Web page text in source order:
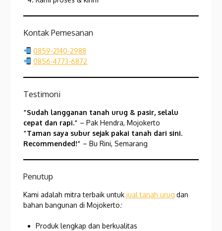
Kontak Pemesanan
0859-2140-2988
0856-4773-6872
Testimoni
“Sudah langganan tanah urug & pasir, selalu
cepat dan rapi.” – Pak Hendra, Mojokerto
“Taman saya subur sejak pakai tanah dari sini.
Recommended!” – Bu Rini, Semarang
Penutup
Kami adalah mitra terbaik untukjual tanah urug dan
bahan bangunan di Mojokerto:
Produk lengkap dan berkualitas